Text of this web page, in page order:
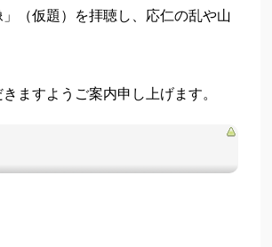
（仮題）を拝聴し、応仁の乱や山
ますようご案内申し上げます。